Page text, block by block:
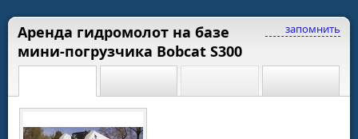
запомнить
Аренда гидромолот на базе
мини-погрузчика Bobcat S300